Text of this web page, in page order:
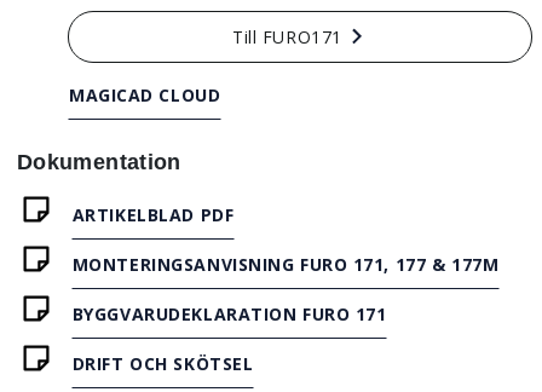
Till FURO171
MAGICAD CLOUD
Dokumentation
ARTIKELBLAD PDF
MONTERINGSANVISNING FURO 171, 177 & 177M
BYGGVARUDEKLARATION FURO 171
DRIFT OCH SKÖTSEL